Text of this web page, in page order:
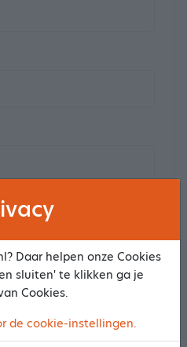
Daar helpen onze Cookies
sluiten' te klikken ga je
Cookies.
de cookie-instellingen.